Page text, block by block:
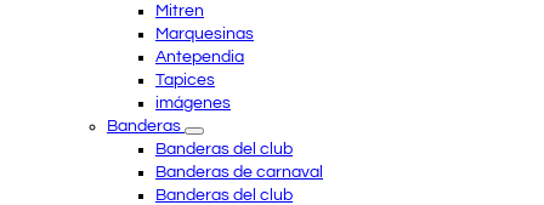
Mitren
Marquesinas
Antependia
Tapices
imágenes
Banderas
Banderas del club
Banderas de carnaval
Banderas del club